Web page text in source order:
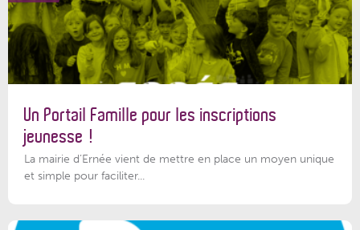
Un Portail Famille pour les inscriptions
jeunesse !
La mairie d’Ernée vient de mettre en place un moyen unique
et simple pour faciliter...